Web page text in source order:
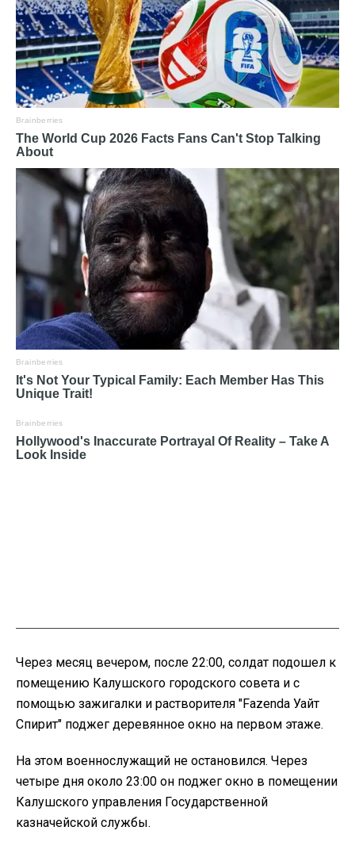
Через месяц вечером, после 22:00, солдат подошел к
помещению Калушского городского совета и с
помощью зажигалки и растворителя "Fazenda Уайт
Спирит" поджег деревянное окно на первом этаже.
На этом военнослужащий не остановился. Через
четыре дня около 23:00 он поджег окно в помещении
Калушского управления Государственной
казначейской службы.